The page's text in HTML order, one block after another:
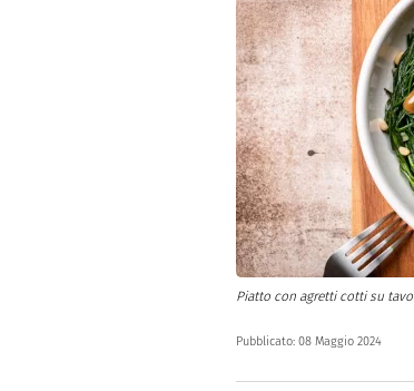
Piatto con agretti cotti su
Pubblicato: 08 Maggio 2024